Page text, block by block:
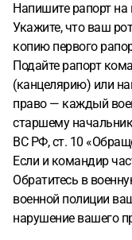
Напишите рапорт
Укажите, что ваш
копию первого
Подайте рапорт
(канцелярию) или
право — каждый
старшему
ВС РФ, ст. 10
Если и командир
Обратитесь в
военной полиции
нарушение вашего